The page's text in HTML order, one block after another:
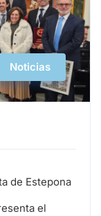
Noticias
de Estepona
el